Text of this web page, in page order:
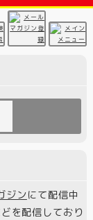
ジンにて配信中
を配信しており